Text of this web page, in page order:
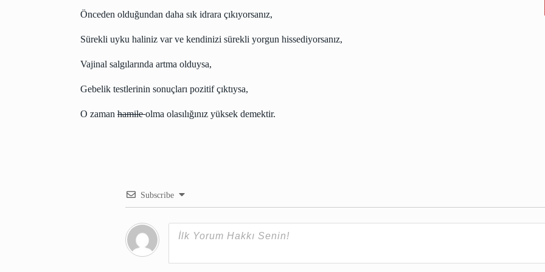
Önceden olduğundan daha sık idrara çıkıyorsanız,
Sürekli uyku haliniz var ve kendinizi sürekli yorgun hissediyorsanız,
Vajinal salgılarında artma olduysa,
Gebelik testlerinin sonuçları pozitif çıktıysa,
O zaman hamileolma olasılığınız yüksek demektir.
Subscribe